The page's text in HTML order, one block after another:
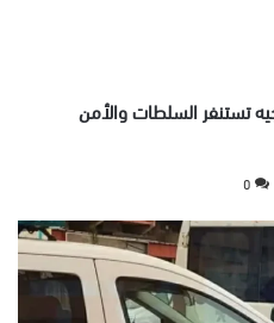
تستنفر السلطات والأمن
0